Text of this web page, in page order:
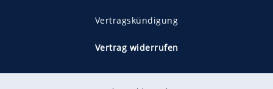
Vertragskündigung
Vertrag widerrufen